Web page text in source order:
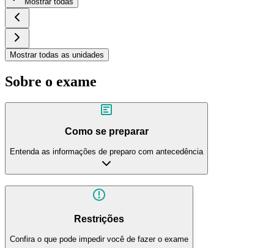
Mostrar todas as unidades
Sobre o exame
Como se preparar
Entenda as informações de preparo com antecedência
Restrições
Confira o que pode impedir você de fazer o exame